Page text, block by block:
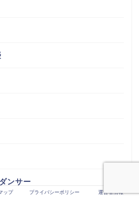
ンサー
ップ プライバシーポリシー 運営者情報